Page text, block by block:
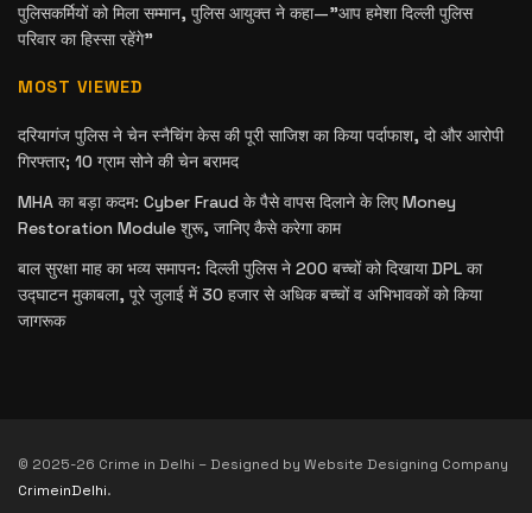
पुलिसकर्मियों को मिला सम्मान, पुलिस आयुक्त ने कहा—”आप हमेशा दिल्ली पुलिस
परिवार का हिस्सा रहेंगे”
MOST VIEWED
दरियागंज पुलिस ने चेन स्नैचिंग केस की पूरी साजिश का किया पर्दाफाश, दो और आरोपी
गिरफ्तार; 10 ग्राम सोने की चेन बरामद
MHA का बड़ा कदम: Cyber Fraud के पैसे वापस दिलाने के लिए Money
Restoration Module शुरू, जानिए कैसे करेगा काम
बाल सुरक्षा माह का भव्य समापन: दिल्ली पुलिस ने 200 बच्चों को दिखाया DPL का
उद्घाटन मुकाबला, पूरे जुलाई में 30 हजार से अधिक बच्चों व अभिभावकों को किया
जागरूक
© 2025-26 Crime in Delhi – Designed by Website Designing Company
CrimeinDelhi.